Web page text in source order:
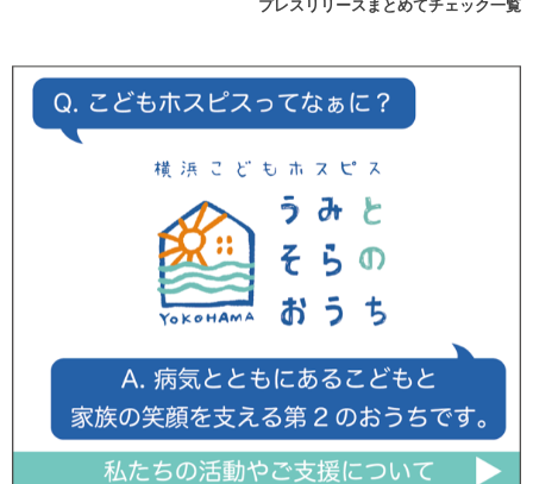
プレスリリースまとめてチェック一覧